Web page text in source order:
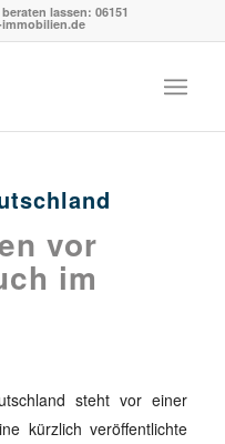
beraten lassen: 06151
vor
im
steht vor einer
kürzlich veröffentlichte